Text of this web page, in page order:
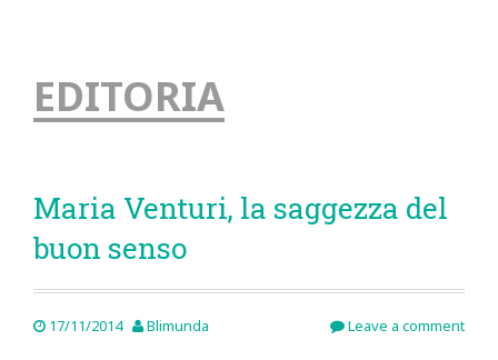
EDITORIA
Maria Venturi, la saggezza del
buon senso
17/11/2014 Blimunda Leave a comment